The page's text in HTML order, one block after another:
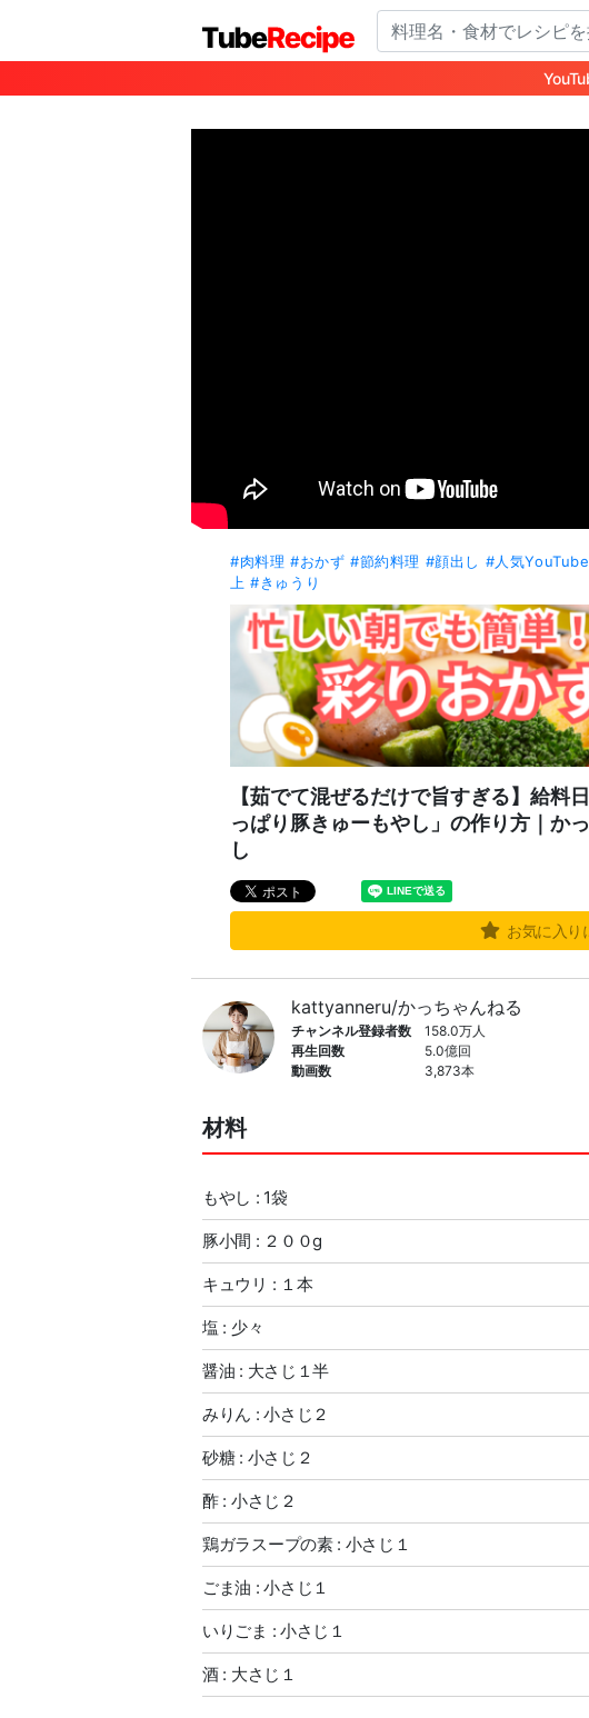
#肉料理 #おかず #節約料理 #顔出し #人気
上 #きゅうり
【茹でて混ぜるだけで旨すぎる】給料
っぱり豚きゅーもやし」の作り方｜か
し
お気に入り
kattyanneru/かっちゃんねる
チャンネル登録者数
158.0万人
再生回数
5.0億回
動画数
3,873本
材料
もやし : 1袋
豚小間 : ２００g
キュウリ : １本
塩 : 少々
醤油 : 大さじ１半
みりん : 小さじ２
砂糖 : 小さじ２
酢 : 小さじ２
鶏ガラスープの素 : 小さじ１
ごま油 : 小さじ１
いりごま : 小さじ１
酒 : 大さじ１